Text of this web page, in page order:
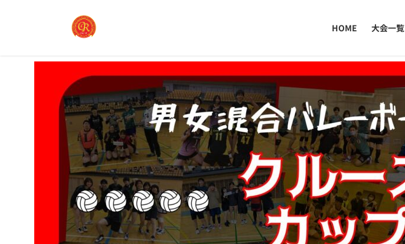
HOME 大会一覧